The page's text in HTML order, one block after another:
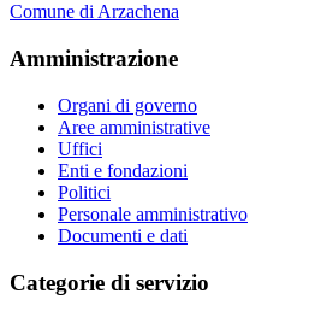
Comune di Arzachena
Amministrazione
Organi di governo
Aree amministrative
Uffici
Enti e fondazioni
Politici
Personale amministrativo
Documenti e dati
Categorie di servizio